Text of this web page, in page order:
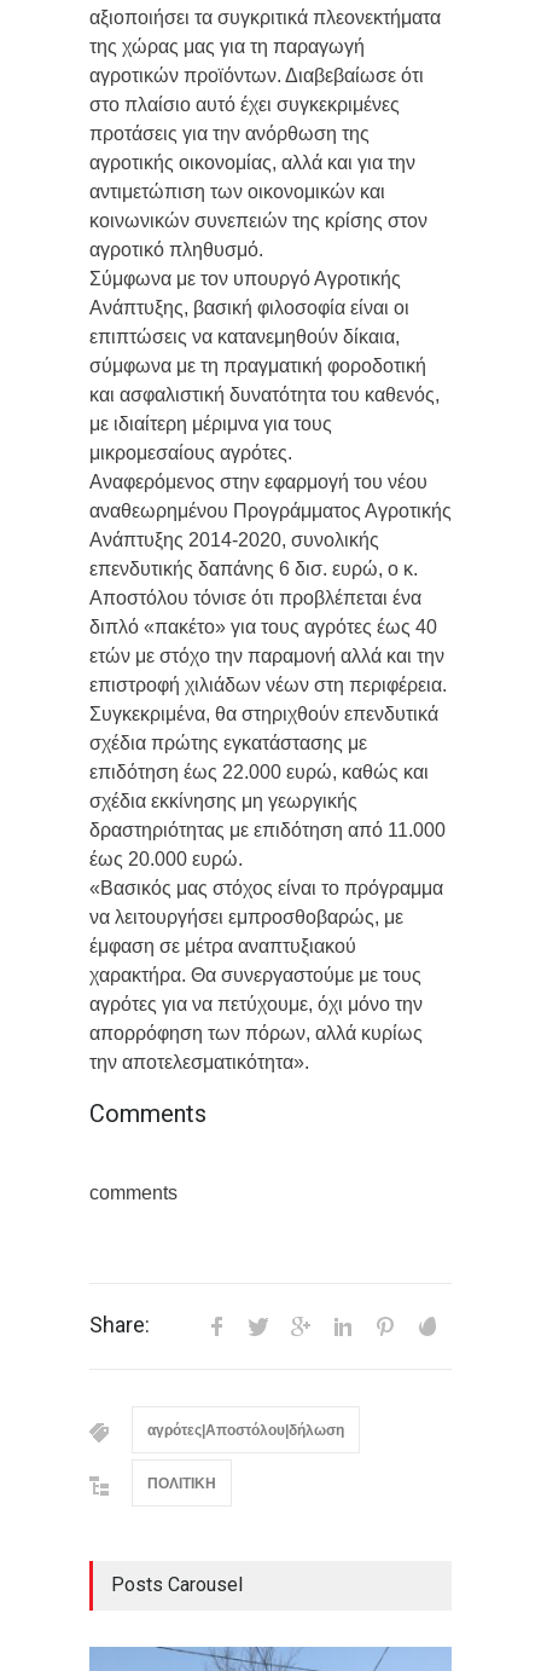
αξιοποιήσει τα συγκριτικά πλεονεκτήματα
της χώρας μας για τη παραγωγή
αγροτικών προϊόντων. Διαβεβαίωσε ότι
στο πλαίσιο αυτό έχει συγκεκριμένες
προτάσεις για την ανόρθωση της
αγροτικής οικονομίας, αλλά και για την
αντιμετώπιση των οικονομικών και
κοινωνικών συνεπειών της κρίσης στον
αγροτικό πληθυσμό.
Σύμφωνα με τον υπουργό Αγροτικής
Ανάπτυξης, βασική φιλοσοφία είναι οι
επιπτώσεις να κατανεμηθούν δίκαια,
σύμφωνα με τη πραγματική φοροδοτική
και ασφαλιστική δυνατότητα του καθενός,
με ιδιαίτερη μέριμνα για τους
μικρομεσαίους αγρότες.
Αναφερόμενος στην εφαρμογή του νέου
αναθεωρημένου Προγράμματος Αγροτικής
Ανάπτυξης 2014-2020, συνολικής
επενδυτικής δαπάνης 6 δισ. ευρώ, ο κ.
Αποστόλου τόνισε ότι προβλέπεται ένα
διπλό «πακέτο» για τους αγρότες έως 40
ετών με στόχο την παραμονή αλλά και την
επιστροφή χιλιάδων νέων στη περιφέρεια.
Συγκεκριμένα, θα στηριχθούν επενδυτικά
σχέδια πρώτης εγκατάστασης με
επιδότηση έως 22.000 ευρώ, καθώς και
σχέδια εκκίνησης μη γεωργικής
δραστηριότητας με επιδότηση από 11.000
έως 20.000 ευρώ.
«Βασικός μας στόχος είναι το πρόγραμμα
να λειτουργήσει εμπροσθοβαρώς, με
έμφαση σε μέτρα αναπτυξιακού
χαρακτήρα. Θα συνεργαστούμε με τους
αγρότες για να πετύχουμε, όχι μόνο την
απορρόφηση των πόρων, αλλά κυρίως
την αποτελεσματικότητα».
Comments
comments
Share:
αγρότες|Αποστόλου|δήλωση
ΠΟΛΙΤΙΚΗ
Posts Carousel